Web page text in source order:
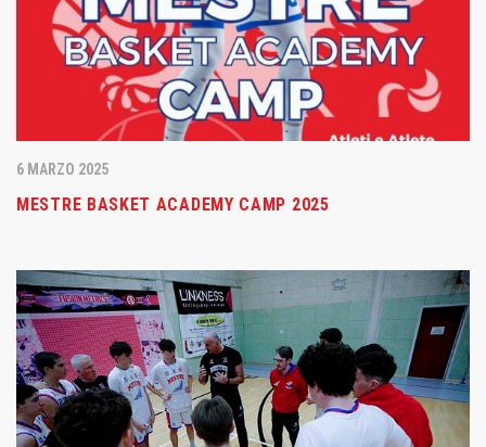
6 MARZO 2025
MESTRE BASKET ACADEMY CAMP 2025